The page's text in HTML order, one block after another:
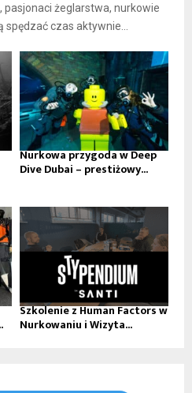
pasjonaci żeglarstwa, nurkowie
czas aktywnie...
Nurkowa przygoda w Deep
Dive Dubai – prestiżowy...
Szkolenie z Human Factors w
Nurkowaniu i Wizyta...